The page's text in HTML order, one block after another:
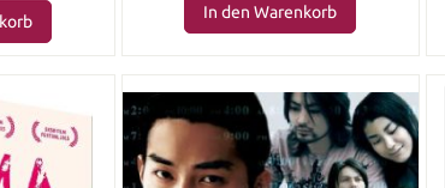
In den Warenkorb